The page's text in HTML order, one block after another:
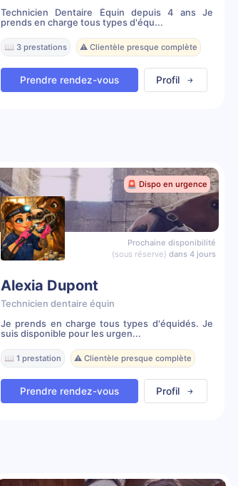
Technicien Dentaire Équin depuis 4 ans Je
prends en charge tous types d'équ...
📖 3 prestations ⚠️ Clientèle presque complète
Prendre rendez-vous Profil
🚨 Dispo en urgence
Prochaine disponibilité
(sous réserve) dans 4 jours
Alexia Dupont
Technicien dentaire équin
Je prends en charge tous types d'équidés. Je
suis disponible pour les urgen...
📖 1 prestation ⚠️ Clientèle presque complète
Prendre rendez-vous Profil